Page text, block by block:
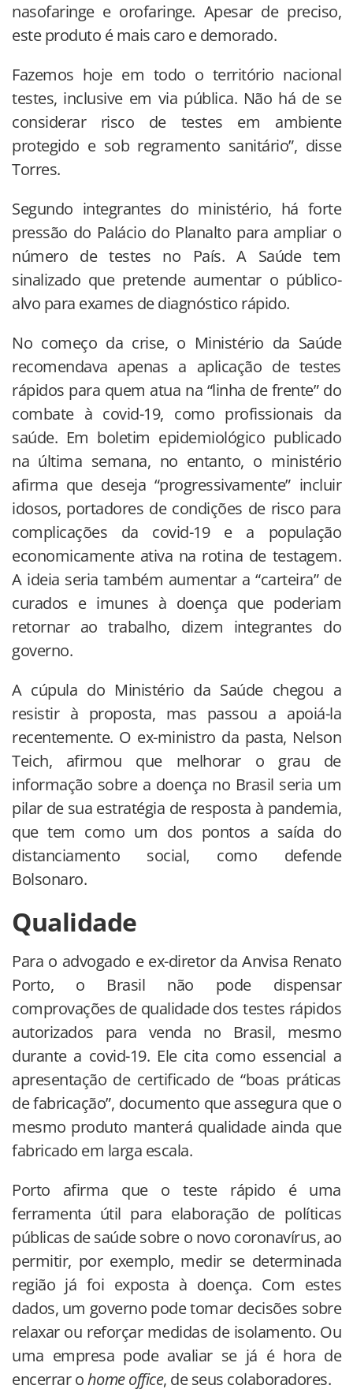
nasofaringe e orofaringe. Apesar de preciso,
este produto é mais caro e demorado.
Fazemos hoje em todo o território nacional
testes, inclusive em via pública. Não há de se
considerar risco de testes em ambiente
protegido e sob regramento sanitário”, disse
Torres.
Segundo integrantes do ministério, há forte
pressão do Palácio do Planalto para ampliar o
número de testes no País. A Saúde tem
sinalizado que pretende aumentar o público-
alvo para exames de diagnóstico rápido.
No começo da crise, o Ministério da Saúde
recomendava apenas a aplicação de testes
rápidos para quem atua na “linha de frente” do
combate à covid-19, como profissionais da
saúde. Em boletim epidemiológico publicado
na última semana, no entanto, o ministério
afirma que deseja “progressivamente” incluir
idosos, portadores de condições de risco para
complicações da covid-19 e a população
economicamente ativa na rotina de testagem.
A ideia seria também aumentar a “carteira” de
curados e imunes à doença que poderiam
retornar ao trabalho, dizem integrantes do
governo.
A cúpula do Ministério da Saúde chegou a
resistir à proposta, mas passou a apoiá-la
recentemente. O ex-ministro da pasta, Nelson
Teich, afirmou que melhorar o grau de
informação sobre a doença no Brasil seria um
pilar de sua estratégia de resposta à pandemia,
que tem como um dos pontos a saída do
distanciamento social, como defende
Bolsonaro.
Qualidade
Para o advogado e ex-diretor da Anvisa Renato
Porto, o Brasil não pode dispensar
comprovações de qualidade dos testes rápidos
autorizados para venda no Brasil, mesmo
durante a covid-19. Ele cita como essencial a
apresentação de certificado de “boas práticas
de fabricação”, documento que assegura que o
mesmo produto manterá qualidade ainda que
fabricado em larga escala.
Porto afirma que o teste rápido é uma
ferramenta útil para elaboração de políticas
públicas de saúde sobre o novo coronavírus, ao
permitir, por exemplo, medir se determinada
região já foi exposta à doença. Com estes
dados, um governo pode tomar decisões sobre
relaxar ou reforçar medidas de isolamento. Ou
uma empresa pode avaliar se já é hora de
encerrar ohome office, de seus colaboradores.